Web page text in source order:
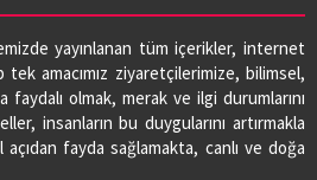
yayınlanan tüm içerikler, internet
amacımız ziyaretçilerimize, bilimsel,
olmak, merak ve ilgi durumlarını
insanların bu duygularını artırmakla
fayda sağlamakta, canlı ve doğa